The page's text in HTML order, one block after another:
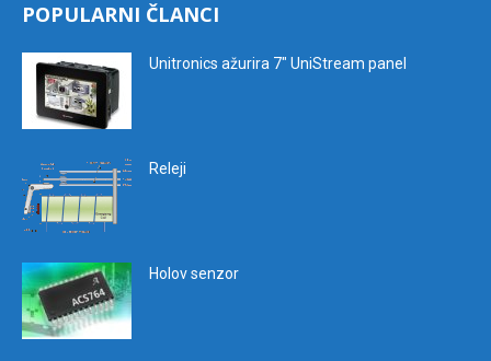
POPULARNI ČLANCI
Unitronics ažurira 7″ UniStream panel
Releji
Holov senzor